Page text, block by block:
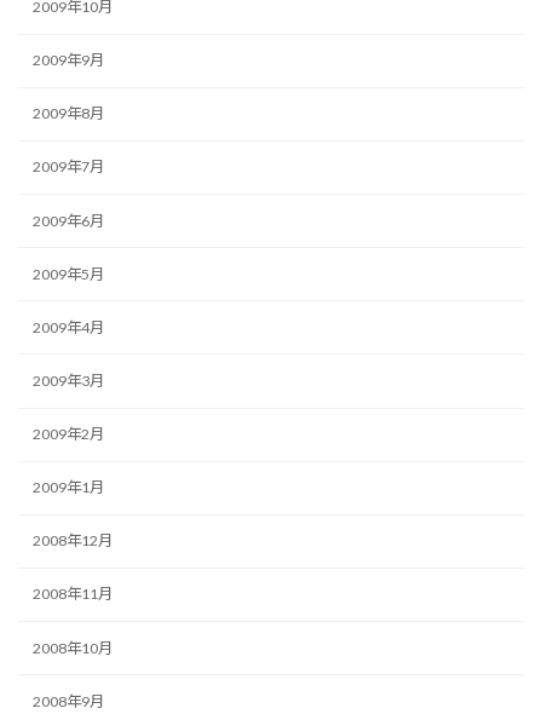
2009年10月
2009年9月
2009年8月
2009年7月
2009年6月
2009年5月
2009年4月
2009年3月
2009年2月
2009年1月
2008年12月
2008年11月
2008年10月
2008年9月